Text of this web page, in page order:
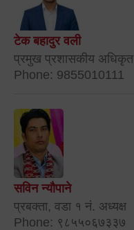
टेक बहादुर वली
प्रमुख प्रशासकीय अधिकृत
Phone: 9855010111
सविन न्यौपाने
प्रबक्ता, वडा १ नं. अध्यक्ष
Phone: ९८५५०६७३३७